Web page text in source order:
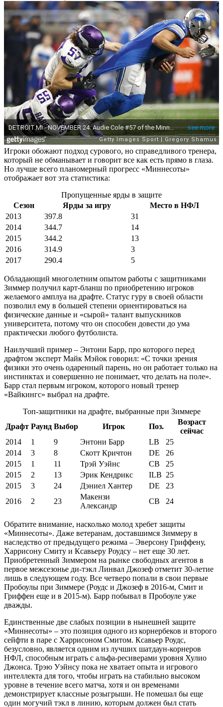
Игроки обожают подход сурового, но справедливого тренера,
который не обманывает и говорит все как есть прямо в глаза.
Но лучше всего планомерный прогресс «Миннесоты»
отображает вот эта статистика:
Пропущенные ярды в защите
Сезон
Ярды за игру
Место в НФЛ
2013
397.8
31
2014
344.7
14
2015
344.2
13
2016
314.9
3
2017
290.4 5
Обладающий многолетним опытом работы с защитниками
Зиммер получил карт-бланш по приобретению игроков
желаемого амплуа на драфте. Статус гуру в своей области
позволил ему в большей степени ориентироваться на
физические данные и «сырой» талант выпускников
университета, потому что он способен довести до ума
практически любого футболиста.
Наилучший пример – Энтони Барр, про которого перед
драфтом эксперт Майк Мэйок говорил: «С точки зрения
физики это очень одаренный парень, но он работает только на
инстинктах и совершенно не понимает, что делать на поле».
Барр стал первым игроком, которого новый тренер
«Вайкингс» выбрал на драфте.
Топ-защитники на драфте, выбранные при Зиммере
Драфт Раунд Выбор Игрок Поз.
Возраст
сейчас
2014
1 9 Энтони Барр LB
25
2014
3 8 Скотт Кричтон DE
26
2015
1 11 Трэй Уэйнс CB
25
2015
2 13 Эрик Кендрикс ILB 25
2015
3 24 Дэниел Хантер DE
23
2016
2 23
Макензи
Александр
CB 24
Обратите внимание, насколько молод хребет защиты
«Миннесоты». Даже ветеранам, доставшимся Зиммеру в
наследство от предыдущего режима – Эверсону Гриффену,
Харрисону Смиту и Ксавьеру Роудсу – нет еще 30 лет.
Приобретенный Зиммером на рынке свободных агентов в
первое межсезонье ди-тэкл Линвал Джозеф отметит 30-летие
лишь в следующем году. Все четверо попали в свои первые
Пробоулы при Зиммере (Роудс и Джозеф в 2016-м, Смит и
Гриффен еще и в 2015-м). Барр побывал в Пробоуле уже
дважды.
Единственные две слабых позиции в нынешней защите
«Миннесоты» – это позиция одного из корнербеков и второго
сейфти в паре с Харрисоном Смитом. Ксавьер Роудс,
безусловно, является одним из лучших шатдаун-корнеров
НФЛ, способным играть с альфа-ресиверами уровня Хулио
Джонса. Трэю Уэйнсу пока не хватает опыта и игрового
интеллекта для того, чтобы играть на стабильно высоком
уровне в течение всего матча, хотя и он временами
демонстрирует классные розыгрыши. Не помешал бы еще
один могучий тэкл в линию, которым должен был стать